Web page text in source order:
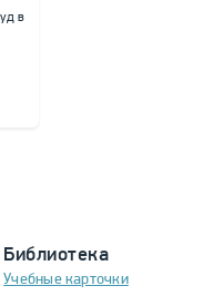
в
Библиотека
Учебные карточки